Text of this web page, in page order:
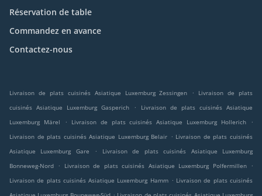
Réservation de table
Commandez en avance
Contactez-nous
Livraison de plats cuisinés Asiatique Luxemburg Zessingen .
Livraison de plats
cuisinés Asiatique Luxemburg Gasperich
.
Livraison de plats cuisinés Asiatique
Luxemburg Märel
. Livraison de plats cuisinés Asiatique Luxemburg Hollerich
.
Livraison de plats cuisinés Asiatique Luxemburg Belair . Livraison de plats cuisinés
Asiatique Luxemburg Gare
.
Livraison de plats cuisinés Asiatique Luxemburg
Bonneweg-Nord
. Livraison de plats cuisinés Asiatique Luxemburg Polfermillen
.
Livraison de plats cuisinés Asiatique Luxemburg Hamm . Livraison de plats cuisinés
.